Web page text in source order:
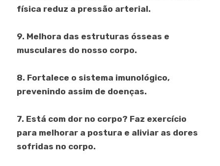
física reduz a pressão arterial.
9. Melhora das estruturas ósseas e
musculares do nosso corpo.
8. Fortalece o sistema imunológico,
prevenindo assim de doenças.
7. Está com dor no corpo? Faz exercício
para melhorar a postura e aliviar as dores
sofridas no corpo.